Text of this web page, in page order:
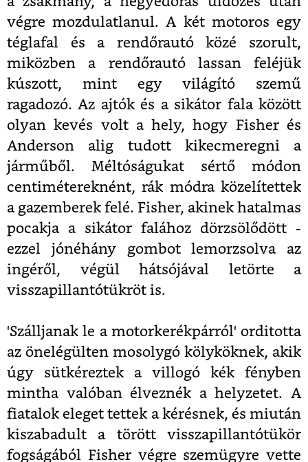
végre mozdulatlanul. A két motoros egy
téglafal és a rendőrautó közé szorult,
miközben a rendőrautó lassan feléjük
kúszott, mint egy világító szemű
ragadozó. Az ajtók és a sikátor fala között
olyan kevés volt a hely, hogy Fisher és
Anderson alig tudott kikecmeregni a
járműből. Méltóságukat sértő módon
centimétereknént, rák módra közelítettek
a gazemberek felé. Fisher, akinek hatalmas
pocakja a sikátor falához dörzsölődött -
ezzel jónéhány gombot lemorzsolva az
ingéről, végül hátsójával letörte a
visszapillantótükröt is.
'Szálljanak le a motorkerékpárról' orditotta
az önelégülten mosolygó kölyköknek, akik
úgy sütkéreztek a villogó kék fényben
mintha valóban élveznék a helyzetet. A
fiatalok eleget tettek a kérésnek, és miután
kiszabadult a törött visszapillantótükör
fogságából Fisher végre szemügyre vette